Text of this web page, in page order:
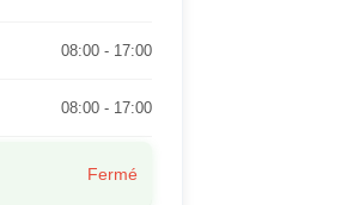
08:00 - 17:00
08:00 - 17:00
Fermé